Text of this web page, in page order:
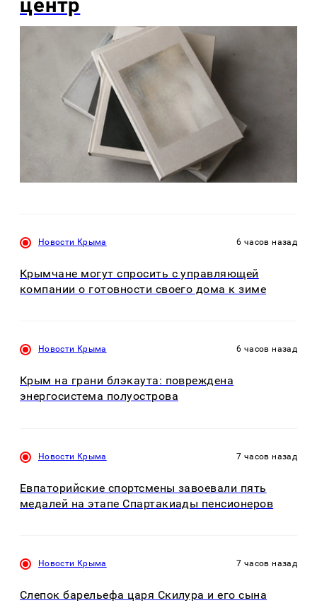
центр
Новости Крыма 6 часов назад
Крымчане могут спросить с управляющей
компании о готовности своего дома к зиме
Новости Крыма 6 часов назад
Крым на грани блэкаута: повреждена
энергосистема полуострова
Новости Крыма 7 часов назад
Евпаторийские спортсмены завоевали пять
медалей на этапе Спартакиады пенсионеров
Новости Крыма 7 часов назад
Слепок барельефа царя Скилура и его сына